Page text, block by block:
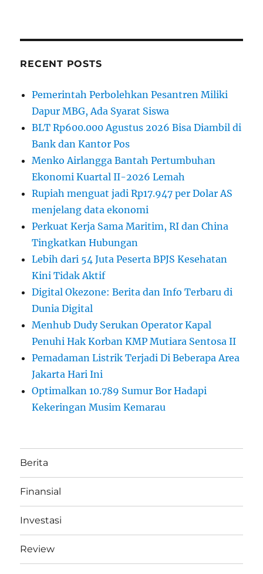
RECENT POSTS
Pemerintah Perbolehkan Pesantren Miliki
Dapur MBG, Ada Syarat Siswa
BLT Rp600.000 Agustus 2026 Bisa Diambil di
Bank dan Kantor Pos
Menko Airlangga Bantah Pertumbuhan
Ekonomi Kuartal II-2026 Lemah
Rupiah menguat jadi Rp17.947 per Dolar AS
menjelang data ekonomi
Perkuat Kerja Sama Maritim, RI dan China
Tingkatkan Hubungan
Lebih dari 54 Juta Peserta BPJS Kesehatan
Kini Tidak Aktif
Digital Okezone: Berita dan Info Terbaru di
Dunia Digital
Menhub Dudy Serukan Operator Kapal
Penuhi Hak Korban KMP Mutiara Sentosa II
Pemadaman Listrik Terjadi Di Beberapa Area
Jakarta Hari Ini
Optimalkan 10.789 Sumur Bor Hadapi
Kekeringan Musim Kemarau
Berita
Finansial
Investasi
Review